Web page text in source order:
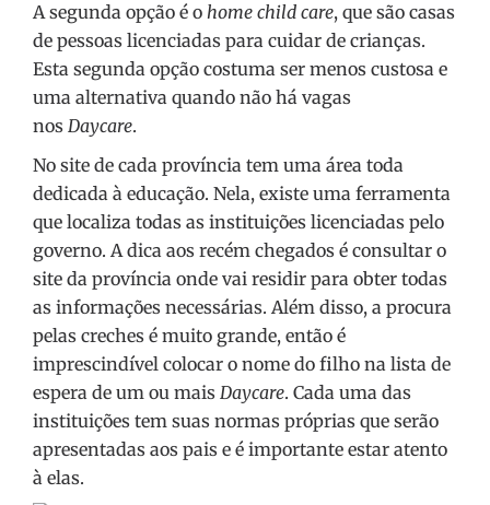
A segunda opção é o home child care, que são casas
de pessoas licenciadas para cuidar de crianças.
Esta segunda opção costuma ser menos custosa e
uma alternativa quando não há vagas
nos Daycare.
No site de cada província tem uma área toda
dedicada à educação. Nela, existe uma ferramenta
que localiza todas as instituições licenciadas pelo
governo. A dica aos recém chegados é consultar o
site da província onde vai residir para obter todas
as informações necessárias. Além disso, a procura
pelas creches é muito grande, então é
imprescindível colocar o nome do filho na lista de
espera de um ou mais Daycare. Cada uma das
instituições tem suas normas próprias que serão
apresentadas aos pais e é importante estar atento
à elas.